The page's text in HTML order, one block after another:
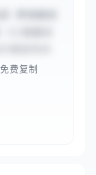
重复性的
费复制